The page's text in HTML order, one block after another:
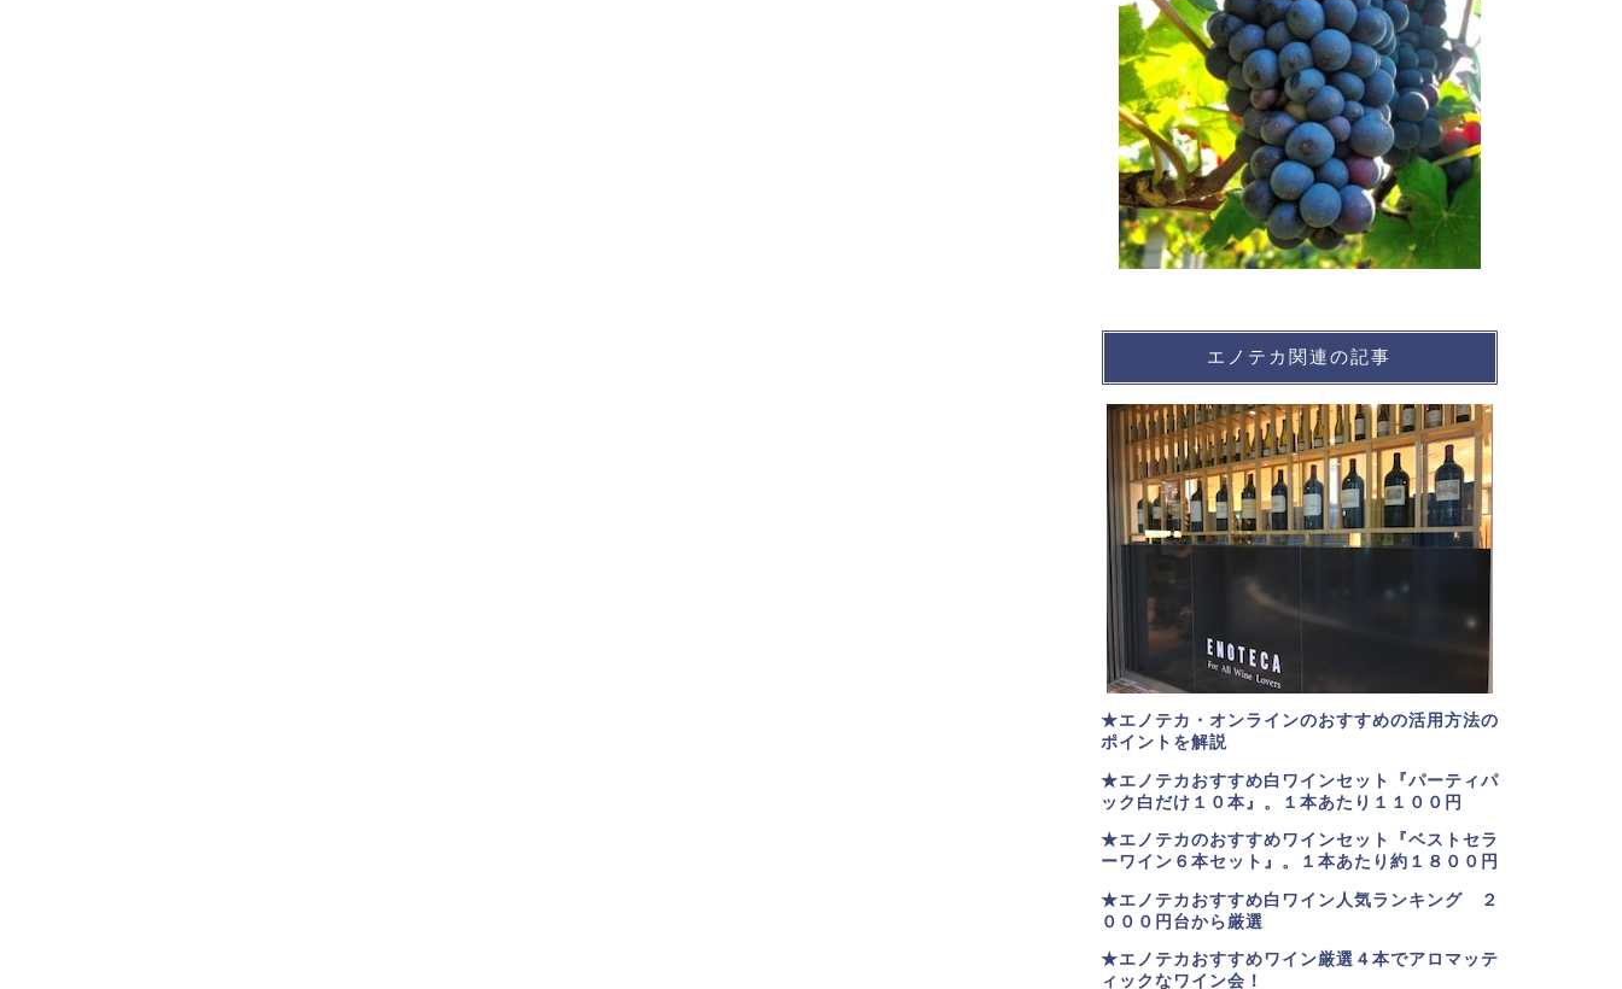
エノテカ関連の記事
★エノテカ・オンラインのおすすめの活用方法の
ポイントを解説
★エノテカおすすめ白ワインセット『パーティパ
ック白だけ１０本』。１本あたり１１００円
★エノテカのおすすめワインセット『ベストセラ
ーワイン６本セット』。
１本あたり約１８００円
★エノテカおすすめ白ワイン人気ランキング ２
０００円台から厳選
★エノテカおすすめワイン厳選４本でアロマッテ
ィックなワイン会！